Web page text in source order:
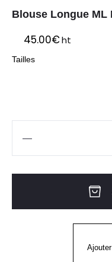
Blouse Longue ML
45.00€ht
Tailles
ML